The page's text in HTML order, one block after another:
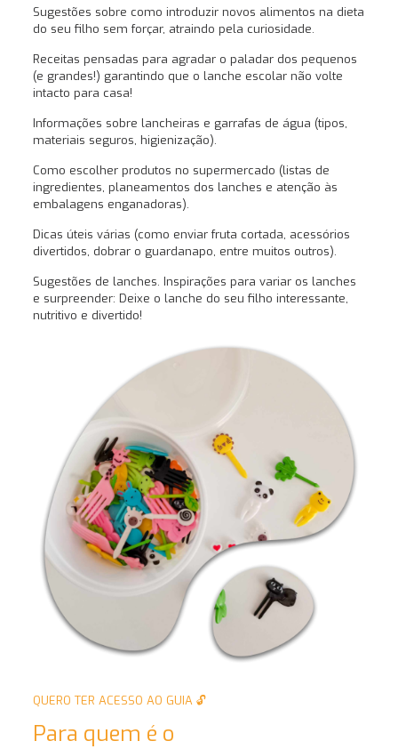
Sugestões sobre como introduzir novos alimentos na dieta
do seu filho sem forçar, atraindo pela curiosidade.
Receitas pensadas para agradar o paladar dos pequenos
(e grandes!) garantindo que o lanche escolar não volte
intacto para casa!
Informações sobre lancheiras e garrafas de água (tipos,
materiais seguros, higienização).
Como escolher produtos no supermercado (listas de
ingredientes, planeamentos dos lanches e atenção às
embalagens enganadoras).
Dicas úteis várias (como enviar fruta cortada, acessórios
divertidos, dobrar o guardanapo, entre muitos outros).
Sugestões de lanches. Inspirações para variar os lanches
e surpreender: Deixe o lanche do seu filho interessante,
nutritivo e divertido!
QUERO TER ACESSO AO GUIA 🔓
Para quem é o